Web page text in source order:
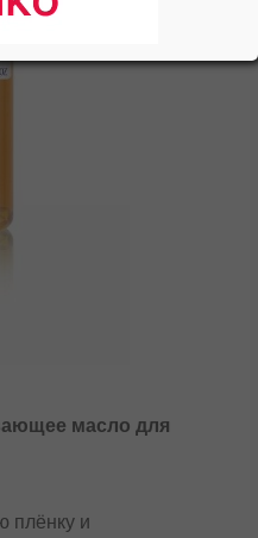
масло для
плёнку и